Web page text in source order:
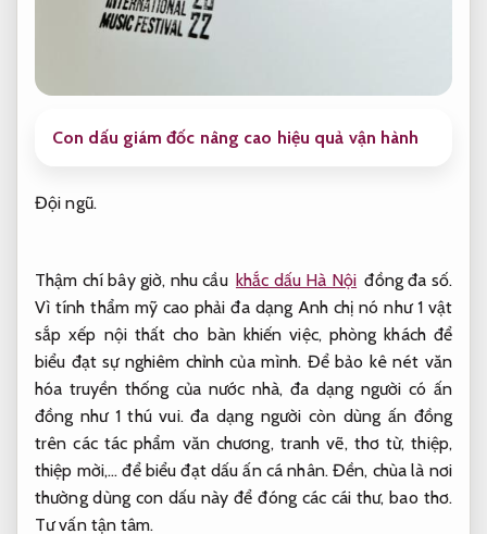
Con dấu giám đốc nâng cao hiệu quả vận hành
Đội ngũ.
Thậm chí bây giờ, nhu cầu khắc dấu Hà Nội đồng đa số.
Vì tính thẩm mỹ cao phải đa dạng Anh chị nó như 1 vật
sắp xếp nội thất cho bàn khiến việc, phòng khách để
biểu đạt sự nghiêm chỉnh của mình. Để bảo kê nét văn
hóa truyền thống của nước nhà, đa dạng người có ấn
đồng như 1 thú vui. đa dạng người còn dùng ấn đồng
trên các tác phẩm văn chương, tranh vẽ, thơ từ, thiệp,
thiệp mời,… để biểu đạt dấu ấn cá nhân. Đền, chùa là nơi
thường dùng con dấu này để đóng các cái thư, bao thơ.
Tư vấn tận tâm.